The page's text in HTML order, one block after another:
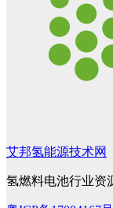
艾邦氢能源技术网
氢燃料电池行业资